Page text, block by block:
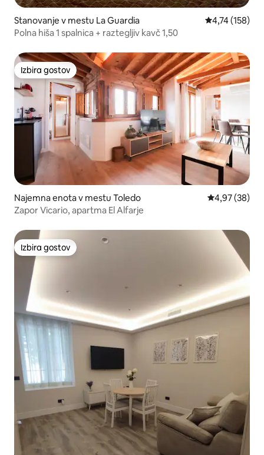
Stanovanje v mestu La Guardia Povprečna
4,74 (158)
Polna hiša 1 spalnica + raztegljiv kavč 1,50
Izbira gostov
Izbira gostov
Najemna enota v mestu Toledo Povprečna
4,97 (38)
Zapor Vicario, apartma El Alfarje
Izbira gostov
Izbira gostov